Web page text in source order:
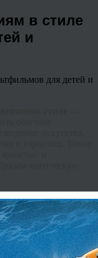
в стиле
и